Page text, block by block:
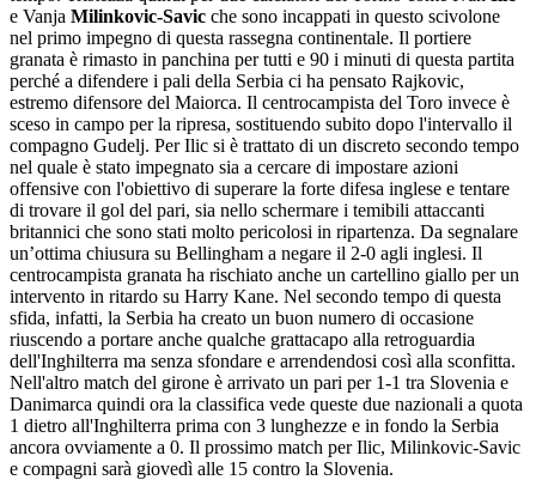
e Vanja Milinkovic-Savic che sono incappati in questo scivolone
nel primo impegno di questa rassegna continentale. Il portiere
granata è rimasto in panchina per tutti e 90 i minuti di questa partita
perché a difendere i pali della Serbia ci ha pensato Rajkovic,
estremo difensore del Maiorca. Il centrocampista del Toro invece è
sceso in campo per la ripresa, sostituendo subito dopo l'intervallo il
compagno Gudelj. Per Ilic si è trattato di un discreto secondo tempo
nel quale è stato impegnato sia a cercare di impostare azioni
offensive con l'obiettivo di superare la forte difesa inglese e tentare
di trovare il gol del pari, sia nello schermare i temibili attaccanti
britannici che sono stati molto pericolosi in ripartenza. Da segnalare
un’ottima chiusura su Bellingham a negare il 2-0 agli inglesi. Il
centrocampista granata ha rischiato anche un cartellino giallo per un
intervento in ritardo su Harry Kane. Nel secondo tempo di questa
sfida, infatti, la Serbia ha creato un buon numero di occasione
riuscendo a portare anche qualche grattacapo alla retroguardia
dell'Inghilterra ma senza sfondare e arrendendosi così alla sconfitta.
Nell'altro match del girone è arrivato un pari per 1-1 tra Slovenia e
Danimarca quindi ora la classifica vede queste due nazionali a quota
1 dietro all'Inghilterra prima con 3 lunghezze e in fondo la Serbia
ancora ovviamente a 0. Il prossimo match per Ilic, Milinkovic-Savic
e compagni sarà giovedì alle 15 contro la Slovenia.